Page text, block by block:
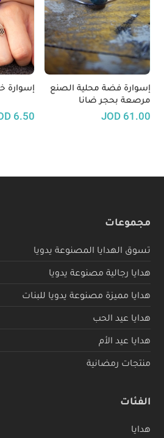
إسوارة فضة محلية الصنع
مرصعة بحجر ضانا
61.00
JOD
إسوارة
6.50
مجموعات
تسوق الهدايا المصنوعة يدويا
هدايا رجالية مصنوعة يدويا
هدايا مميزة مصنوعة يدويا للبنات
هدايا عيد الحب
هدايا عيد الأم
منتجات رمضانية
الفئات
هدايا